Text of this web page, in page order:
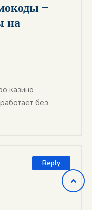
—
на
казино
без
Reply